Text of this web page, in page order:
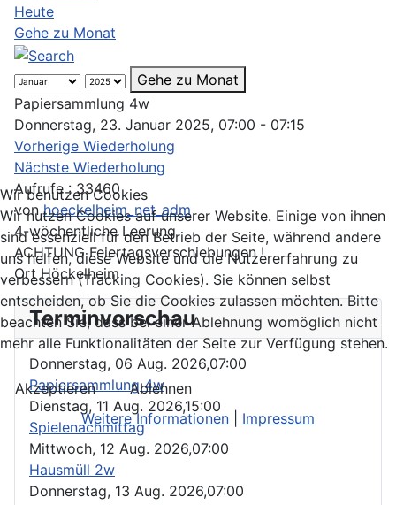
Heute
Gehe zu Monat
Gehe zu Monat
Papiersammlung 4w
Donnerstag, 23. Januar 2025, 07:00 - 07:15
Vorherige Wiederholung
Nächste Wiederholung
Aufrufe: 33460
vonhoeckelheim_net_adm
4-wöchentliche Leerung
ACHTUNG Feiertagsverschiebungen !
OrtHöckelheim
Terminvorschau
Donnerstag, 06 Aug. 2026,07:00
Papiersammlung 4w
Dienstag, 11 Aug. 2026,15:00
Spielenachmittag
Mittwoch, 12 Aug. 2026,07:00
Hausmüll 2w
Donnerstag, 13 Aug. 2026,07:00
Wir benutzen Cookies
Wir nutzen Cookies auf unserer Website. Einige von ihnen
sind essenziell für den Betrieb der Seite, während andere
uns helfen, diese Website und die Nutzererfahrung zu
verbessern (Tracking Cookies). Sie können selbst
entscheiden, ob Sie die Cookies zulassen möchten. Bitte
beachten Sie, dass bei einer Ablehnung womöglich nicht
mehr alle Funktionalitäten der Seite zur Verfügung stehen.
Akzeptieren
Ablehnen
Weitere Informationen
Impressum